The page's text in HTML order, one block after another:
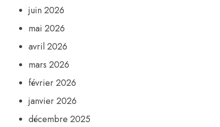
juin 2026
mai 2026
avril 2026
mars 2026
février 2026
janvier 2026
décembre 2025